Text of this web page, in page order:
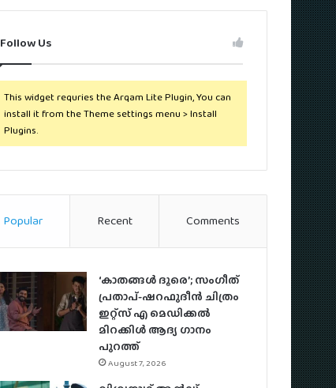
Follow Us
This widget requries the Arqam Lite Plugin, You can
install it from the Theme settings menu > Install
Plugins.
Popular Recent Comments
‘കാതങ്ങൾ ദൂരെ’; സംഗീത്
പ്രതാപ്-ഷറഫുദീൻ ചിത്രം
ഇറ്റ്സ് എ മെഡിക്കൽ
മിറക്കിൾ ആദ്യ ഗാനം
പുറത്ത്
August 7, 2026